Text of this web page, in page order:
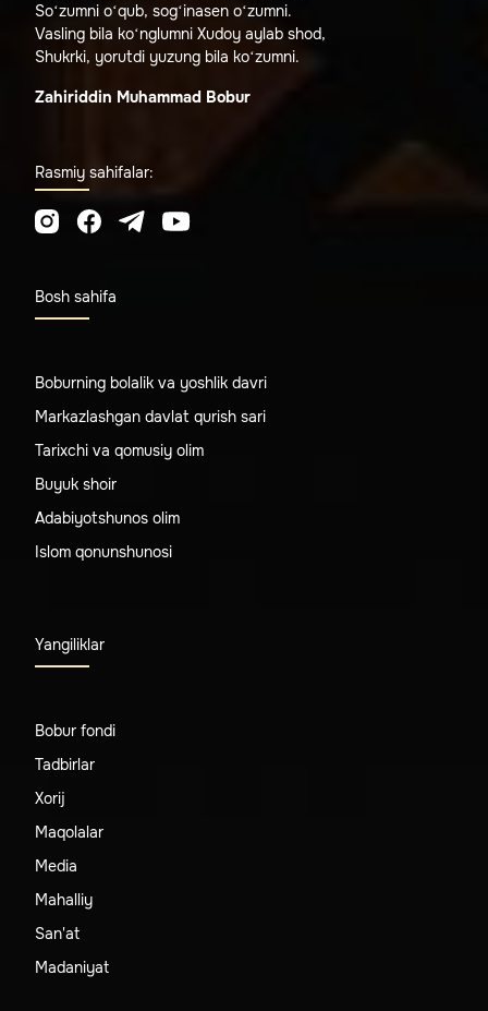
So‘zumni o‘qub, sog‘inasen o‘zumni.
Vasling bila ko‘nglumni Xudoy aylab shod,
Shukrki, yorutdi yuzung bila ko‘zumni.
Zahiriddin Muhammad Bobur
Rasmiy sahifalar:
Bosh sahifa
Boburning bolalik va yoshlik davri
Markazlashgan davlat qurish sari
Tarixchi va qomusiy olim
Buyuk shoir
Adabiyotshunos olim
Islom qonunshunosi
Yangiliklar
Bobur fondi
Tadbirlar
Xorij
Maqolalar
Media
Mahalliy
San'at
Madaniyat